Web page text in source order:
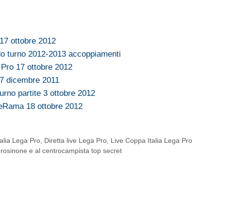
ottobre 2012
turno 2012-2013 accoppiamenti
17 ottobre 2012
dicembre 2011
partite 3 ottobre 2012
18 ottobre 2012
Lega Pro Diretta live Lega Pro Live Coppa Italia Lega Pro
e al centrocampista top secret